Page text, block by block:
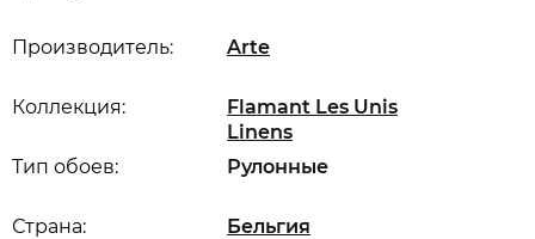
Производитель: Arte
Коллекция:
Flamant Les Unis
Linens
Страна: Бельгия
Тип обоев: Рулонные